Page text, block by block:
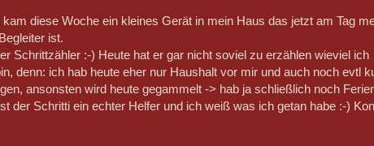
diese Woche ein kleines Gerät in mein Haus das jetzt am Tag
ist.
Schrittzähler :-) Heute hat er gar nicht soviel zu erzählen wieviel ich
denn: ich hab heute eher nur Haushalt vor mir und auch noch evtl
ansonsten wird heute gegammelt -> hab ja schließlich noch
der Schritti ein echter Helfer und ich weiß was ich getan habe :-)